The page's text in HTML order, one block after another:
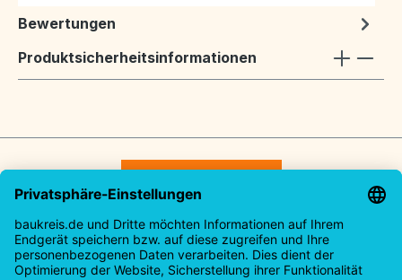
Bewertungen
Produktsicherheitsinformationen
Service-Hotline
Rechtliches